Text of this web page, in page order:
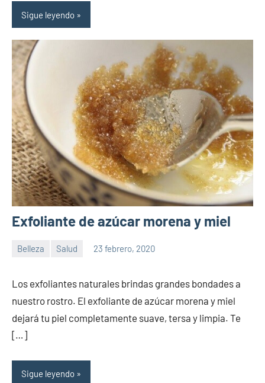
Sigue leyendo
Exfoliante de azúcar morena y miel
Belleza Salud 23 febrero, 2020
la
salud
comentarios
Los exfoliantes naturales brindas grandes bondades a
nuestro rostro. El exfoliante de azúcar morena y miel
dejará tu piel completamente suave, tersa y limpia. Te
[…]
Sigue leyendo